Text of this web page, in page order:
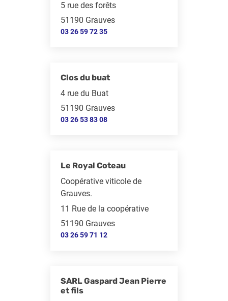
5 rue des forêts
51190 Grauves
03 26 59 72 35
Clos du buat
4 rue du Buat
51190 Grauves
03 26 53 83 08
Le Royal Coteau
Coopérative viticole de
Grauves.
11 Rue de la coopérative
51190 Grauves
03 26 59 71 12
SARL Gaspard Jean Pierre
et fils